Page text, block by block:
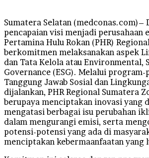
Sumatera Selatan (medconas.com)–
pencapaian visi menjadi perusahaan
Pertamina Hulu Rokan (PHR)
berkomitmen melaksanakan aspek
dan Tata Kelola atau Environmental,
Governance (ESG). Melalui
Tanggung Jawab Sosial dan
dijalankan, PHR Regional Sumatera
berupaya menciptakan inovasi yang
mengatasi berbagai isu perubahan
dalam mengurangi emisi, serta
potensi-potensi yang ada di
menciptakan kebermaanfaatan yang